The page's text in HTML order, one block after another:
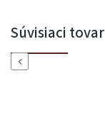
Súvisiaci tovar
Previous